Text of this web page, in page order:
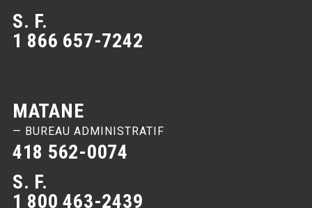
S. F.
1 866 657-7242
MATANE
— BUREAU ADMINISTRATIF
418 562-0074
S. F.
1 800 463-2439